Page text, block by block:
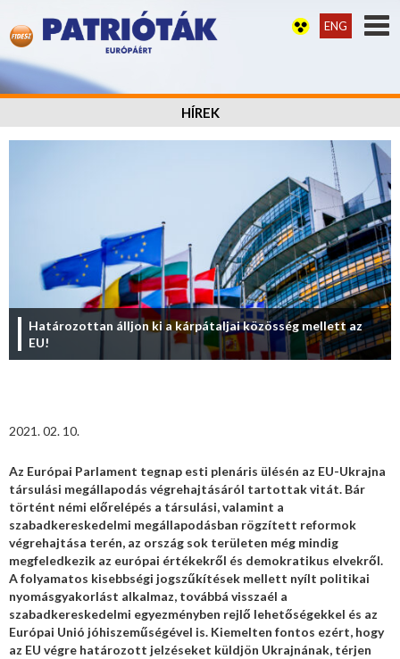
ENG
HÍREK
Határozottan álljon ki a kárpátaljai közösség mellett az
EU!
2021. 02. 10.
Az Európai Parlament tegnap esti plenáris ülésén az EU-Ukrajna
társulási megállapodás végrehajtásáról tartottak vitát. Bár
történt némi előrelépés a társulási, valamint a
szabadkereskedelmi megállapodásban rögzített reformok
végrehajtása terén, az ország sok területen még mindig
megfeledkezik az európai értékekről és demokratikus elvekről.
A folyamatos kisebbségi jogszűkítések mellett nyílt politikai
nyomásgyakorlást alkalmaz, továbbá visszaél a
szabadkereskedelmi egyezményben rejlő lehetőségekkel és az
Európai Unió jóhiszeműségével is. Kiemelten fontos ezért, hogy
az EU végre határozott jelzéseket küldjön Ukrajnának, térjen